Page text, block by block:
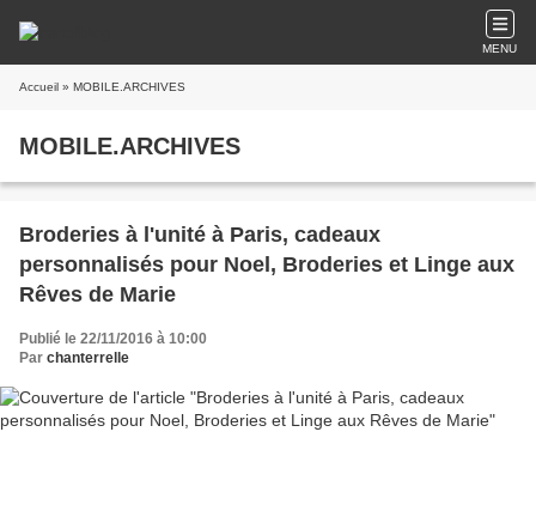
MENU
Accueil » MOBILE.ARCHIVES
MOBILE.ARCHIVES
Broderies à l'unité à Paris, cadeaux
personnalisés pour Noel, Broderies et Linge aux
Rêves de Marie
Publié le 22/11/2016 à 10:00
Par chanterrelle